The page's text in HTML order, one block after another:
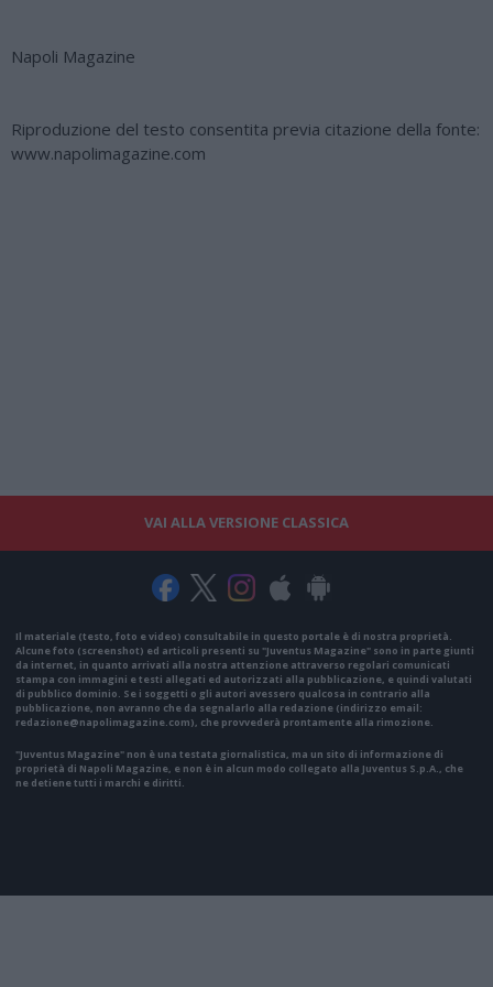
Napoli Magazine
Riproduzione del testo consentita previa citazione della fonte:
www.napolimagazine.com
VAI ALLA VERSIONE CLASSICA
Il materiale (testo, foto e video) consultabile in questo portale è di nostra proprietà.
Alcune foto (screenshot) ed articoli presenti su "Juventus Magazine" sono in parte giunti
da internet, in quanto arrivati alla nostra attenzione attraverso regolari comunicati
stampa con immagini e testi allegati ed autorizzati alla pubblicazione, e quindi valutati
di pubblico dominio. Se i soggetti o gli autori avessero qualcosa in contrario alla
pubblicazione, non avranno che da segnalarlo alla redazione (indirizzo email:
redazione@napolimagazine.com), che provvederà prontamente alla rimozione.
"Juventus Magazine" non è una testata giornalistica, ma un sito di informazione di
proprietà di Napoli Magazine, e non è in alcun modo collegato alla Juventus S.p.A., che
ne detiene tutti i marchi e diritti.